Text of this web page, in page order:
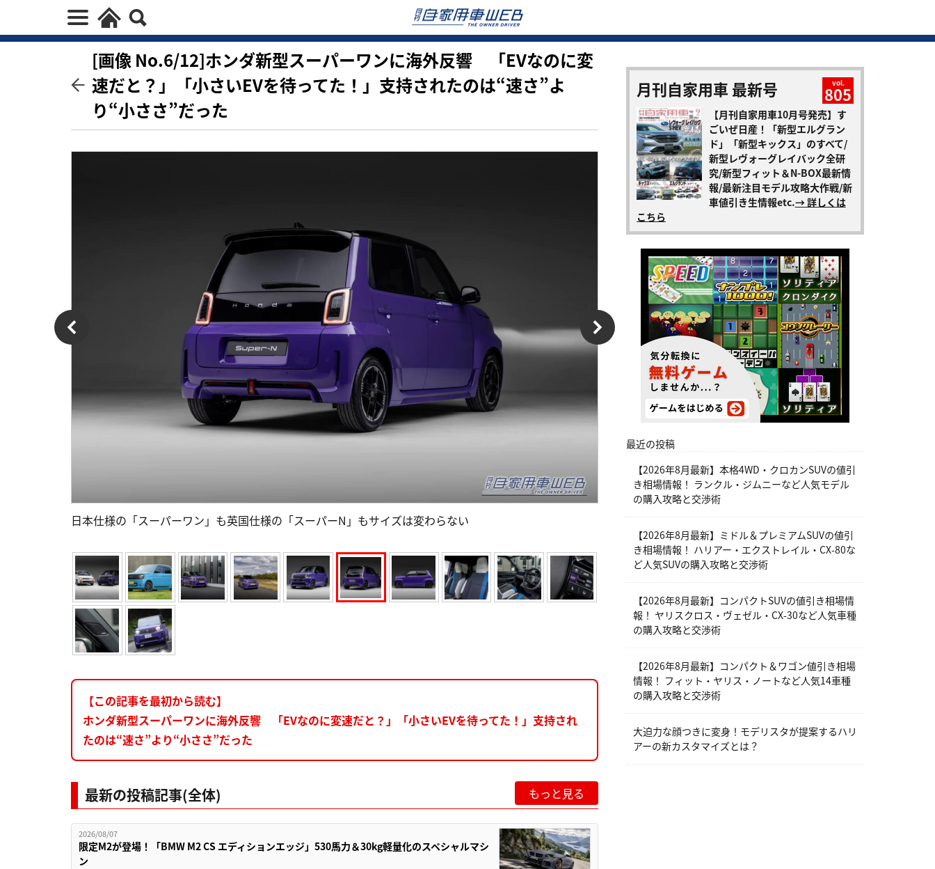
[画像 No.6/12]ホンダ新型スーパーワンに海外反響 「EVなのに変
速だと？」「小さいEVを待ってた！」支持されたのは“速さ”よ
り“小ささ”だった
日本仕様の「スーパーワン」も英国仕様の「スーパーN」もサイズは変わらない
【この記事を最初から読む】
ホンダ新型スーパーワンに海外反響 「EVなのに変速だと？」「小さいEVを待ってた！」支持され
たのは“速さ”より“小ささ”だった
最新の投稿記事(全体) もっと見る
2026/08/07
限定M2が登場！「BMW M2 CS エディションエッジ」530馬力＆30kg軽量化のスペシャルマシ
ン
月刊自家用車 最新号 vol.
805
【月刊自家用車10月号発売】す
ごいぜ日産！「新型エルグラン
ド」「新型キックス」のすべて/
新型レヴォーグレイバック全研
究/新型フィット＆N-BOX最新情
報/最新注目モデル攻略大作戦/新
車値引き生情報etc.→ 詳しくは
こちら
最近の投稿
【2026年8月最新】本格4WD・クロカンSUVの値引
き相場情報！ ランクル・ジムニーなど人気モデル
の購入攻略と交渉術
【2026年8月最新】ミドル＆プレミアムSUVの値引
き相場情報！ ハリアー・エクストレイル・CX-80な
ど人気SUVの購入攻略と交渉術
【2026年8月最新】コンパクトSUVの値引き相場情
報！ ヤリスクロス・ヴェゼル・CX-30など人気車種
の購入攻略と交渉術
【2026年8月最新】コンパクト＆ワゴン値引き相場
情報！ フィット・ヤリス・ノートなど人気14車種
の購入攻略と交渉術
大迫力な顔つきに変身！モデリスタが提案するハリ
アーの新カスタマイズとは？